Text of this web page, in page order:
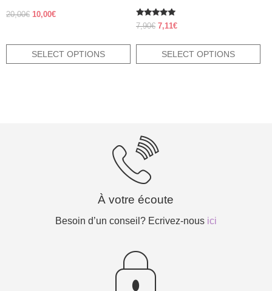
20,00€ Original
10,00€Current
SELECT OPTIONS
Rated
5.00
7,90€ Original
7,90€.
7,11€Current
7,11€.
SELECT OPTIONS
À votre écoute
Besoin d’un conseil? Ecrivez-nous ici